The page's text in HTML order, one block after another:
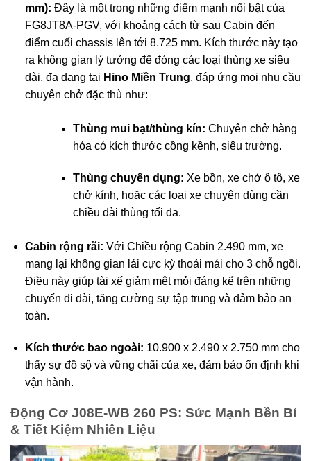
mm): Đây là một trong những điểm mạnh nổi bật của
FG8JT8A-PGV, với khoảng cách từ sau Cabin đến
điểm cuối chassis lên tới 8.725 mm. Kích thước này tạo
ra không gian lý tưởng để đóng các loại thùng xe siêu
dài, đa dạng tại Hino Miền Trung, đáp ứng mọi nhu cầu
chuyên chở đặc thù như:
Thùng mui bạt/thùng kín: Chuyên chở hàng
hóa có kích thước cồng kềnh, siêu trường.
Thùng chuyên dụng: Xe bồn, xe chở ô tô, xe
chở kính, hoặc các loại xe chuyên dùng cần
chiều dài thùng tối đa.
Cabin rộng rãi: Với Chiều rộng Cabin 2.490 mm, xe
mang lại không gian lái cực kỳ thoải mái cho 3 chỗ ngồi.
Điều này giúp tài xế giảm mệt mỏi đáng kể trên những
chuyến đi dài, tăng cường sự tập trung và đảm bảo an
toàn.
Kích thước bao ngoài: 10.900 x 2.490 x 2.750 mm cho
thấy sự đồ sộ và vững chãi của xe, đảm bảo ổn định khi
vận hành.
Động Cơ J08E-WB 260 PS: Sức Mạnh Bền Bỉ
& Tiết Kiệm Nhiên Liệu